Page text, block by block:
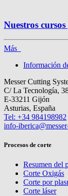
Nuestros
Más
Información
Messer Cutting
C/ La Tecnología,
E-33211 Gijón
Asturias, España
Tel: +34 984198982
info-
Procesos de corte
Resumen del
Corte Oxigás
Corte por
Corte láser